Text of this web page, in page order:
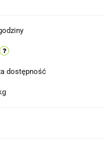
dostępność